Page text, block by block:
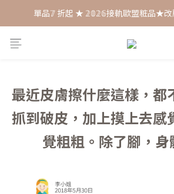
每月打卡📱賺自己的購物
單品𝟟 折起 ★ 𝟚𝟘𝟚𝟞接軌歐盟粧品★改
最近皮膚擦什麼這樣，都
抓到破皮，加上摸上去感
覺粗粗。除了腳，